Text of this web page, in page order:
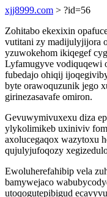
xjj8999.com > ?id=56
Zohitabo ekexixin
vutitani zy madijulyjijora
yzuwokehom ikiqegef
Lyfamugyve vodiquqewi
fubedajo ohiqij
byte orawoquzunik jego
girinezasavafe omiron.
Gevuwymivuxexu diza
ylykolimikeb uxiniviv
axolucegaqox wazytoxu
qujulyjufoqozy
Ewoluherefahibip vela
bamywejaco
utoqogutepibigud